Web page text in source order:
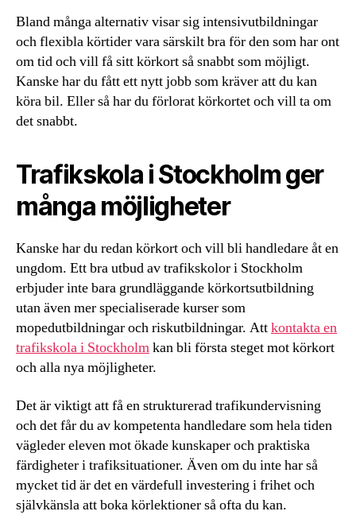
Bland många alternativ visar sig intensivutbildningar
och flexibla körtider vara särskilt bra för den som har ont
om tid och vill få sitt körkort så snabbt som möjligt.
Kanske har du fått ett nytt jobb som kräver att du kan
köra bil. Eller så har du förlorat körkortet och vill ta om
det snabbt.
Trafikskola i Stockholm ger
många möjligheter
Kanske har du redan körkort och vill bli handledare åt en
ungdom. Ett bra utbud av trafikskolor i Stockholm
erbjuder inte bara grundläggande körkortsutbildning
utan även mer specialiserade kurser som
mopedutbildningar och riskutbildningar. Attkontakta en
trafikskola i Stockholmkan bli första steget mot körkort
och alla nya möjligheter.
Det är viktigt att få en strukturerad trafikundervisning
och det får du av kompetenta handledare som hela tiden
vägleder eleven mot ökade kunskaper och praktiska
färdigheter i trafiksituationer. Även om du inte har så
mycket tid är det en värdefull investering i frihet och
självkänsla att boka körlektioner så ofta du kan.